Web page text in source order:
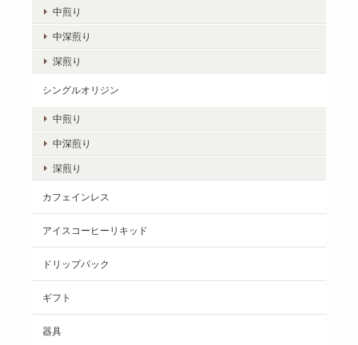
中煎り
中深煎り
深煎り
シングルオリジン
中煎り
中深煎り
深煎り
カフェインレス
アイスコーヒーリキッド
ドリップパック
ギフト
器具